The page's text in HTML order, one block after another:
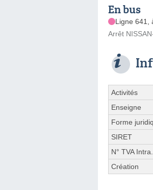
En bus
Ligne 641,
Arrêt
Activités
Enseigne
Forme
SIRET
N° TVA Intra.
Création